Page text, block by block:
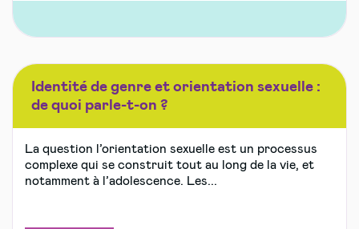
Identité de genre et orientation sexuelle :
de quoi parle-t-on ?
La question l’orientation sexuelle est un processus
complexe qui se construit tout au long de la vie, et
notamment à l’adolescence. Les...